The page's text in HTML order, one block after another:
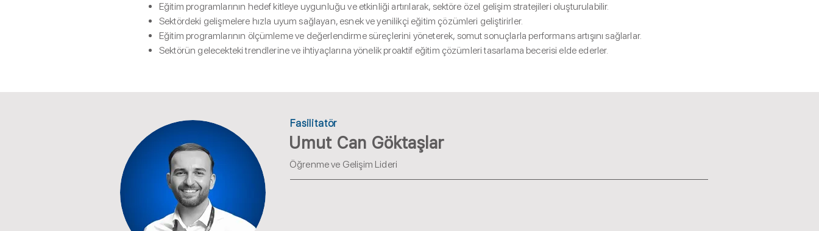
Eğitim programlarının hedef kitleye uygunluğu ve etkinliği artırılarak, sektöre özel gelişim stratejileri oluşturulabilir.
Sektördeki gelişmelere hızla uyum sağlayan, esnek ve yenilikçi eğitim çözümleri geliştirirler.
Eğitim programlarının ölçümleme ve değerlendirme süreçlerini yöneterek, somut sonuçlarla performans artışını sağlarlar.
Sektörün gelecekteki trendlerine ve ihtiyaçlarına yönelik proaktif eğitim çözümleri tasarlama becerisi elde ederler.
Fasilitatör
Umut Can Göktaşlar
Öğrenme ve Gelişim Lideri